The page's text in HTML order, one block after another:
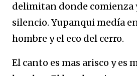
delimitan donde comienza
silencio. Yupanqui medía
hombre y el eco del cerro.
El canto es mas arisco y es